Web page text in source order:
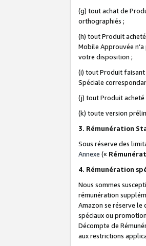
(g) tout achat de
orthographiés ;
(h) tout Produit
Mobile Approuvée
votre disposition ;
(i) tout Produit faisant
Spéciale
(j) tout Produit
(k) toute version
3. Rémunération
Sous réserve des
Annexe («
4. Rémunération
Nous sommes
rémunération
Amazon se réserve
spéciaux ou
Décompte de
aux restrictions